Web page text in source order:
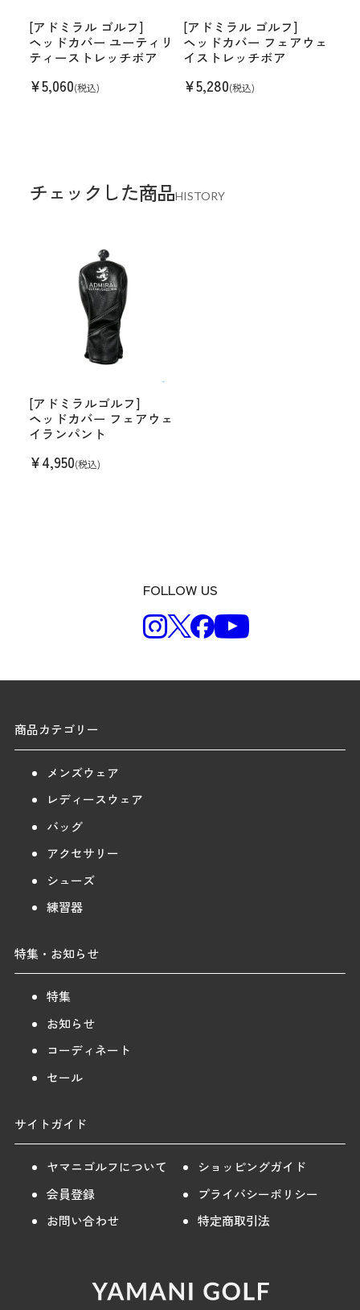
[アドミラル ゴルフ]
ヘッドカバー ユーティリ
ティーストレッチボア
¥5,060(税込)
[アドミラル ゴルフ]
ヘッドカバー フェアウェ
イストレッチボア
¥5,280(税込)
チェックした商品HISTORY
[アドミラルゴルフ]
ヘッドカバー フェアウェ
イランパント
¥4,950(税込)
FOLLOW US
商品カテゴリー
メンズウェア
レディースウェア
バッグ
アクセサリー
シューズ
練習器
特集・お知らせ
特集
お知らせ
コーディネート
セール
サイトガイド
ヤマニゴルフについて
ショッピングガイド
会員登録
プライバシーポリシー
お問い合わせ
特定商取引法